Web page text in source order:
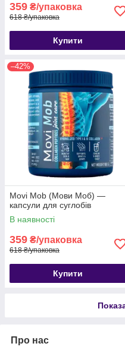
359 ₴/упаковка
618 ₴/упаковка
Купити
–42%
Movi Mob (Мови Моб) —
капсули для суглобів
В наявності
359 ₴/упаковка
618 ₴/упаковка
Купити
Про нас